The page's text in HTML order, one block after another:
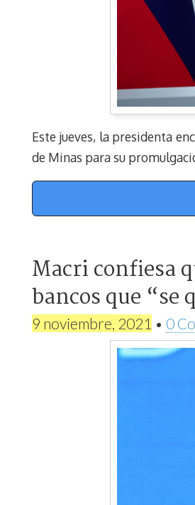
Este jueves, la presidenta
de Minas para su
Macri confiesa
bancos que
9 noviembre, 2021 • 0